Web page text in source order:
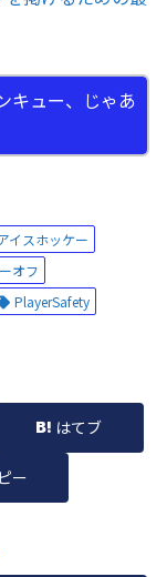
キュー、じゃあ
イスホッケー
オフ
PlayerSafety
はてブ
ー